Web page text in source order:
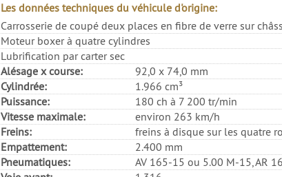
Les données techniques du véhicule d'origine:
Carrosserie de coupé deux places en fibre de verre sur
Moteur boxer à quatre cylindres
Lubrification par carter sec
Alésage x course:
92,0 x 74,0 mm
Cylindrée:
1.966 cm³
Puissance:
180 ch à 7 200 tr/min
Vitesse maximale:
environ 263 km/h
Freins:
freins à disque sur les quatre
Empattement:
2.400 mm
Pneumatiques:
AV 165-15 ou 5.00 M-15, AR